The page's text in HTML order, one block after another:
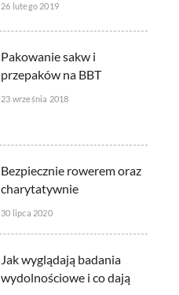
26 lutego 2019
Pakowanie sakw i
przepaków na BBT
23 września 2018
Bezpiecznie rowerem oraz
charytatywnie
30 lipca 2020
Jak wyglądają badania
wydolnościowe i co dają